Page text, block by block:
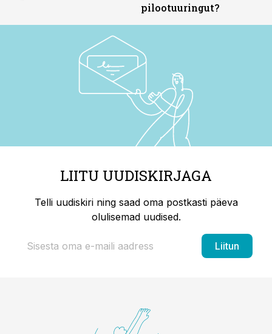
pilootuuringut?
LIITU UUDISKIRJAGA
Telli uudiskiri ning saad oma postkasti päeva
olulisemad uudised.
Liitun